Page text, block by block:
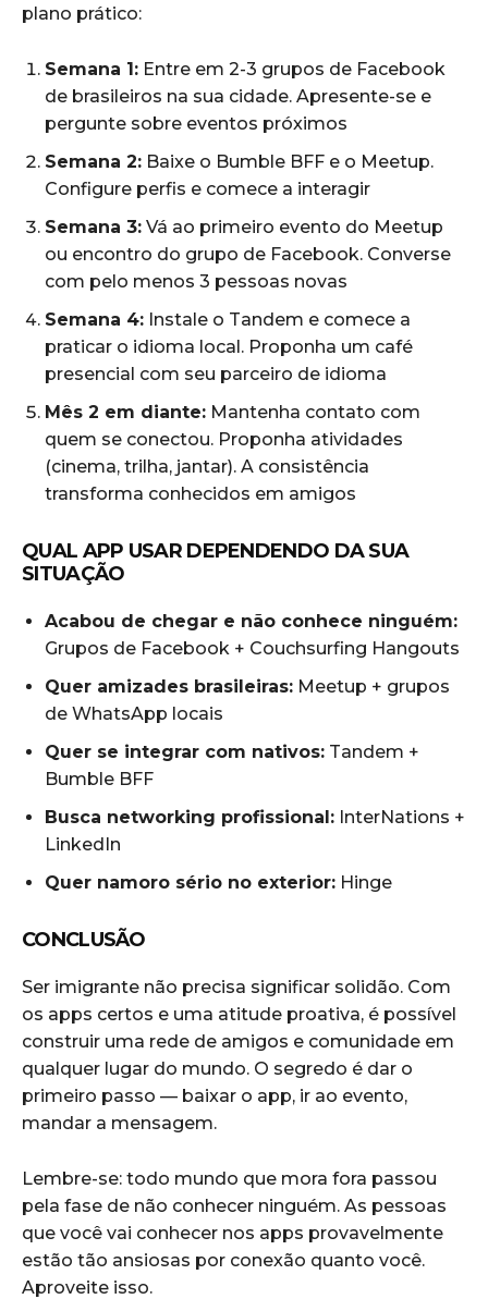
plano prático:
Semana 1: Entre em 2-3 grupos de Facebook
de brasileiros na sua cidade. Apresente-se e
pergunte sobre eventos próximos
Semana 2: Baixe o Bumble BFF e o Meetup.
Configure perfis e comece a interagir
Semana 3: Vá ao primeiro evento do Meetup
ou encontro do grupo de Facebook. Converse
com pelo menos 3 pessoas novas
Semana 4: Instale o Tandem e comece a
praticar o idioma local. Proponha um café
presencial com seu parceiro de idioma
Mês 2 em diante: Mantenha contato com
quem se conectou. Proponha atividades
(cinema, trilha, jantar). A consistência
transforma conhecidos em amigos
QUAL APP USAR DEPENDENDO DA SUA
SITUAÇÃO
Acabou de chegar e não conhece ninguém:
Grupos de Facebook + Couchsurfing Hangouts
Quer amizades brasileiras: Meetup + grupos
de WhatsApp locais
Quer se integrar com nativos: Tandem +
Bumble BFF
Busca networking profissional: InterNations +
LinkedIn
Quer namoro sério no exterior: Hinge
CONCLUSÃO
Ser imigrante não precisa significar solidão. Com
os apps certos e uma atitude proativa, é possível
construir uma rede de amigos e comunidade em
qualquer lugar do mundo. O segredo é dar o
primeiro passo — baixar o app, ir ao evento,
mandar a mensagem.
Lembre-se: todo mundo que mora fora passou
pela fase de não conhecer ninguém. As pessoas
que você vai conhecer nos apps provavelmente
estão tão ansiosas por conexão quanto você.
Aproveite isso.